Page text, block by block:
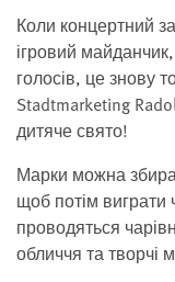
Коли концертний
ігровий
голосів, це знову
Stadtmarketing
дитяче свято!
Марки можна
щоб потім виграти
проводяться
обличчя та творчі